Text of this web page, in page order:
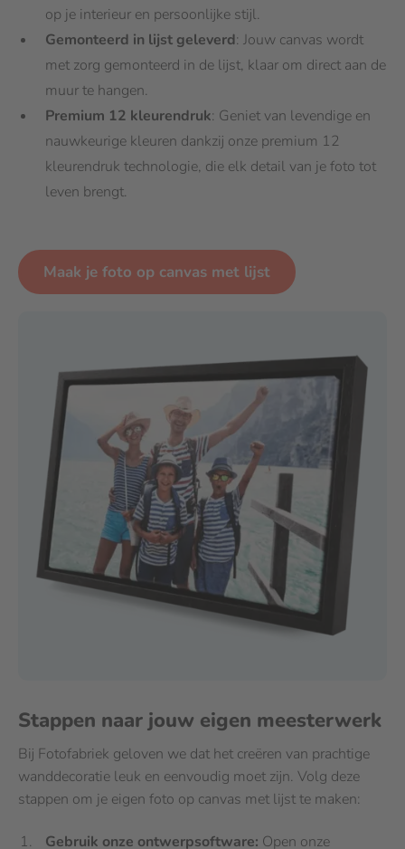
op je interieur en persoonlijke stijl.
Gemonteerd in lijst geleverd: Jouw canvas wordt
met zorg gemonteerd in de lijst, klaar om direct aan de
muur te hangen.
Premium 12 kleurendruk: Geniet van levendige en
nauwkeurige kleuren dankzij onze premium 12
kleurendruk technologie, die elk detail van je foto tot
leven brengt.
Maak je foto op canvas met lijst
Stappen naar jouw eigen meesterwerk
Bij Fotofabriek geloven we dat het creëren van prachtige
wanddecoratie leuk en eenvoudig moet zijn. Volg deze
stappen om je eigen foto op canvas met lijst te maken:
Gebruik onze ontwerpsoftware: Open onze